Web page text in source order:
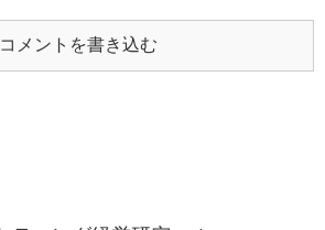
コメントを書き込む